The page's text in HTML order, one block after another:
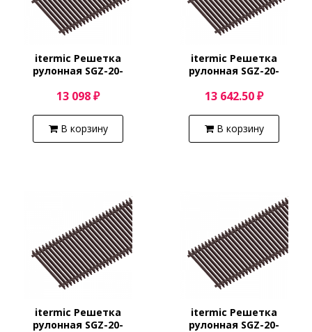
itermic Решетка
рулонная SGZ-20-
13 098 ₽
В корзину
itermic Решетка
рулонная SGZ-20-
13 642.50 ₽
В корзину
itermic Решетка
рулонная SGZ-20-
itermic Решетка
рулонная SGZ-20-